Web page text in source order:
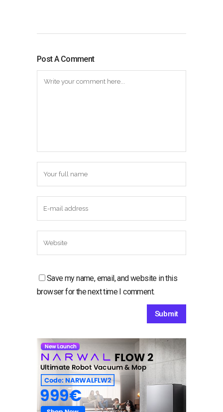
Post A Comment
Save my name, email, and website in this
browser for the next time I comment.